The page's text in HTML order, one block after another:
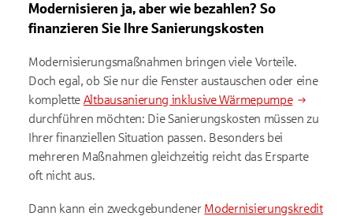
Modernisieren ja, aber wie bezahlen? So
finanzieren Sie Ihre Sanierungskosten
Modernisierungsmaßnahmen bringen viele Vorteile.
Doch egal, ob Sie nur die Fenster austauschen oder eine
komplette Altbausanierung inklusive Wärmepumpe
durchführen möchten: Die Sanierungskosten müssen zu
Ihrer finanziellen Situation passen. Besonders bei
mehreren Maßnahmen gleichzeitig reicht das Ersparte
oft nicht aus.
Dann kann ein zweckgebundener Modernisierungskredit